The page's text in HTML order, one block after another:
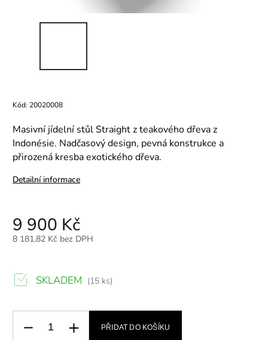
Kód: 20020008
Masivní jídelní stůl Straight z teakového dřeva z
Indonésie. Nadčasový design, pevná konstrukce a
přirozená kresba exotického dřeva.
Detailní informace
9 900 Kč
8 181,82 Kč bez DPH
SKLADEM (15 ks)
PŘIDAT DO KOŠÍKU